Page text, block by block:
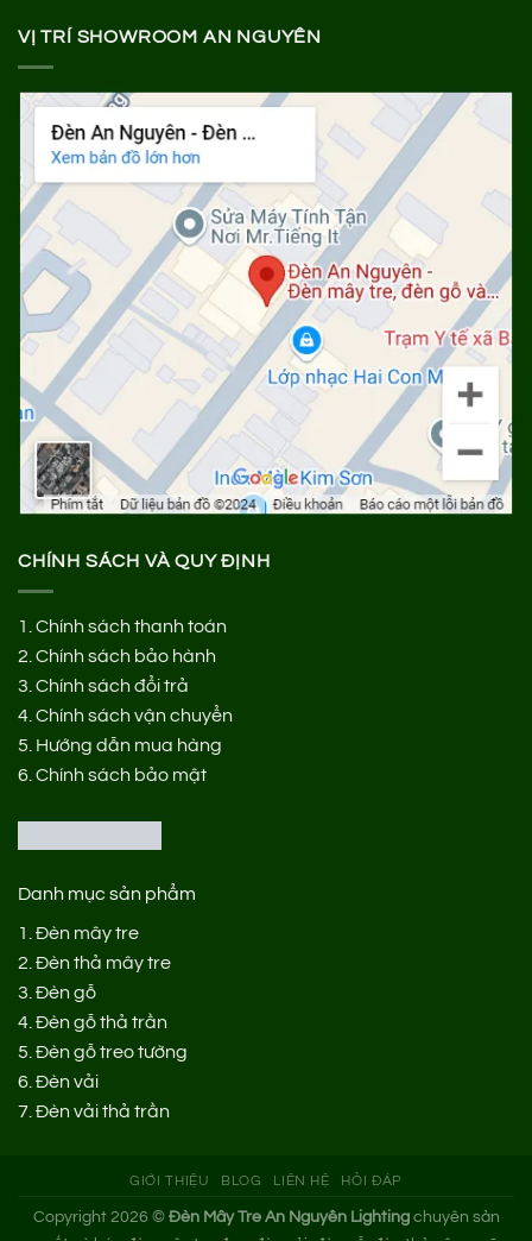
VỊ TRÍ SHOWROOM AN NGUYÊN
CHÍNH SÁCH VÀ QUY ĐỊNH
1. Chính sách thanh toán
2. Chính sách bảo hành
3. Chính sách đổi trả
4. Chính sách vận chuyển
5. Hướng dẫn mua hàng
6. Chính sách bảo mật
Danh mục sản phẩm
1. Đèn mây tre
2. Đèn thả mây tre
3. Đèn gỗ
4. Đèn gỗ thả trần
5. Đèn gỗ treo tường
6. Đèn vải
7. Đèn vải thả trần
GIỚI THIỆU BLOG LIÊN HỆ HỎI ĐÁP
Copyright 2026 © Đèn Mây Tre An Nguyên Lightingchuyên sản